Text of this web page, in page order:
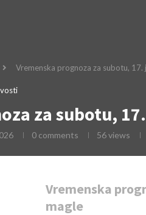
Vremenska prognoza za subotu,
za subotu,
0 comments 56views
Vremenska
magle